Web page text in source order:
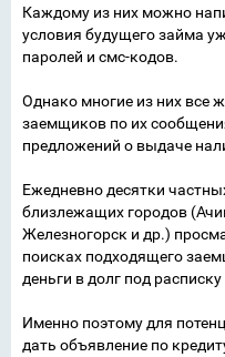
Каждому из них можно
условия будущего займа
паролей и смс-кодов.
Однако многие из них все
заемщиков по их
предложений о выдаче
Ежедневно десятки
близлежащих городов
Железногорск и др.)
поисках подходящего
деньги в долг под
Именно поэтому для
дать объявление по